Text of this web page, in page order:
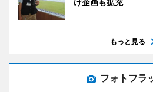
もっと見る
フォトフラ